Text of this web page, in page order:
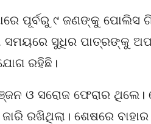
ପୂର୍ବରୁ ୯ ଜଣଙ୍କୁ ପୋଲିସ
ସମୟରେ ସୁଧିର ପାତ୍ରଙ୍କୁ
ରହିଛି।
ଓ ସରୋଜ ଫେରାର
ଜାରି ରଖିଥିଲା। ଶେଷରେ